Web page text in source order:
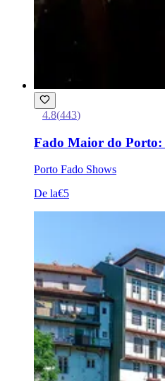
4.8(443)
Fado Maior do
Porto Fado Shows
De la€5